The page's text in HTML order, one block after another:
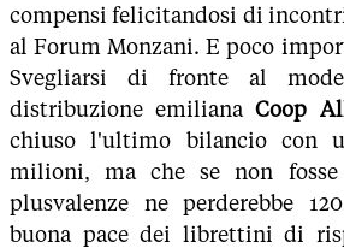
compensi felicitandosi di
al Forum Monzani. E poco
Svegliarsi di fronte al
distribuzione emilianaCoop
chiuso l'ultimo bilancio con
milioni, ma che se non
plusvalenze ne perderebbe
buona pace dei librettini di